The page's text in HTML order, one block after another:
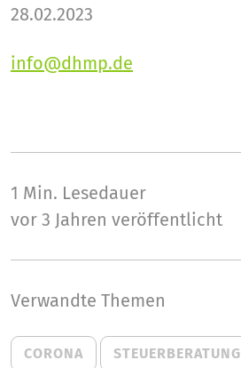
28.02.2023
info@dhmp.de
1 Min. Lesedauer
vor 3 Jahren veröffentlicht
Verwandte Themen
CORONA STEUERBERATUNG